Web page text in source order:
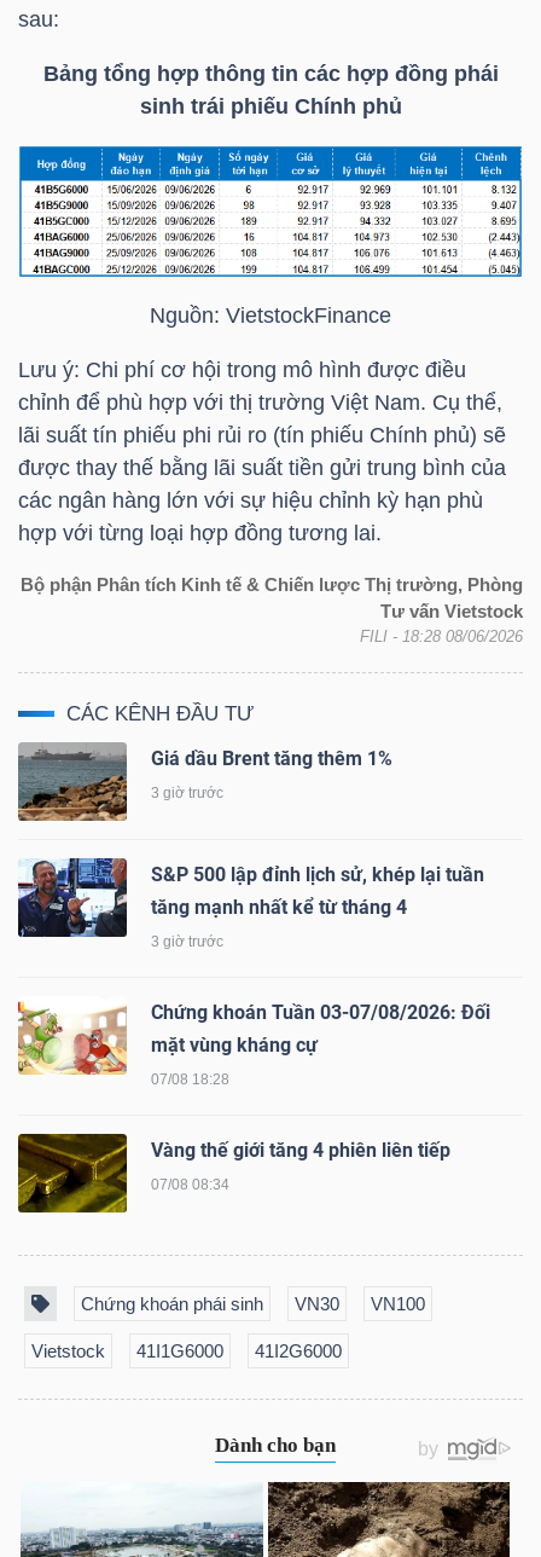
sau:
Bảng tổng hợp thông tin các hợp đồng phái
sinh trái phiếu Chính phủ
Nguồn: VietstockFinance
Lưu ý: Chi phí cơ hội trong mô hình được điều
chỉnh để phù hợp với thị trường Việt Nam. Cụ thể,
lãi suất tín phiếu phi rủi ro (tín phiếu Chính phủ) sẽ
được thay thế bằng lãi suất tiền gửi trung bình của
các ngân hàng lớn với sự hiệu chỉnh kỳ hạn phù
hợp với từng loại hợp đồng tương lai.
Bộ phận Phân tích Kinh tế & Chiến lược Thị trường, Phòng
Tư vấn Vietstock
FILI - 18:28 08/06/2026
CÁC KÊNH ĐẦU TƯ
Giá dầu Brent tăng thêm 1%
3 giờ trước
S&P 500 lập đỉnh lịch sử, khép lại tuần
tăng mạnh nhất kể từ tháng 4
3 giờ trước
Chứng khoán Tuần 03-07/08/2026: Đối
mặt vùng kháng cự
07/08 18:28
Vàng thế giới tăng 4 phiên liên tiếp
07/08 08:34
Chứng khoán phái sinh VN30 VN100
Vietstock 41I1G6000 41I2G6000
vụ
Đào
tạo
Sách
tài
chính
tư
Truyền
thông
tài
liệu
tài